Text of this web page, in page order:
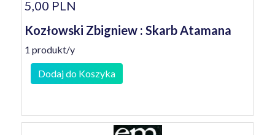
5,00 PLN
Kozłowski Zbigniew : Skarb Atamana
1 produkt/y
Dodaj do Koszyka